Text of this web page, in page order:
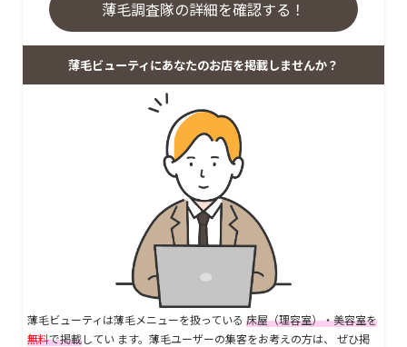
薄毛調査隊の詳細を確認する！
薄毛ビューティにあなたのお店を掲載しませんか？
薄毛ビューティは薄毛メニューを扱っている 床屋（理容室）・美容室を
無料で掲載してい ます。薄毛ユーザーの集客をお考えの方は、 ぜひ掲